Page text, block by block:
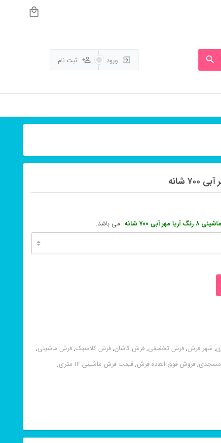
ورود ثبت نام
مهر آبی ۷۰۰ شانه می باشد.
, شهر فرش,فرش تخفیفی,فرش کاشان,فرش کلاسیک,فرش ماشینی,
,فروش فوق العاده فرش,قیمت فرش ماشینی 12 متری ,